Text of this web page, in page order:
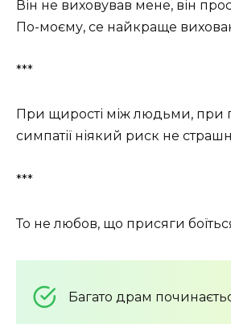
Він не виховував мене, він
По-моєму, се найкраще
***
При щирості між людьми, при
симпатії ніякий риск не
***
То не любов, що присяги
Багато драм